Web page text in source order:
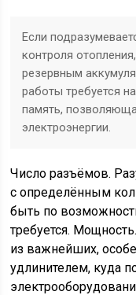
Если
контроля
резервным
работы требуется
память,
электроэнергии.
Число разъёмов.
с определённым
быть по
требуется.
из важнейших,
удлинителем, куда